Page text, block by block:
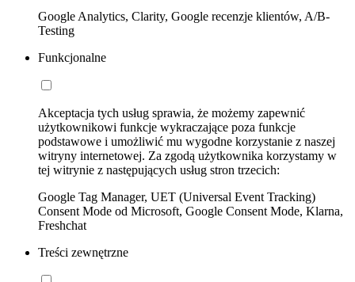
Google Analytics, Clarity, Google recenzje klientów, A/B-
Testing
Funkcjonalne
Akceptacja tych usług sprawia, że możemy zapewnić
użytkownikowi funkcje wykraczające poza funkcje
podstawowe i umożliwić mu wygodne korzystanie z naszej
witryny internetowej. Za zgodą użytkownika korzystamy w
tej witrynie z następujących usług stron trzecich:
Google Tag Manager, UET (Universal Event Tracking)
Consent Mode od Microsoft, Google Consent Mode, Klarna,
Freshchat
Treści zewnętrzne